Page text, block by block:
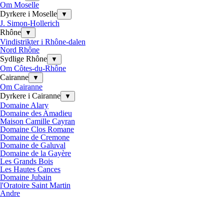
Om Moselle
Dyrkere i Moselle
▼
J. Simon-Hollerich
Rhône
▼
Vindistrikter i Rhône-dalen
Nord Rhône
Sydlige Rhône
▼
Om Côtes-du-Rhône
Cairanne
▼
Om Cairanne
Dyrkere i Cairanne
▼
Domaine Alary
Domaine des Amadieu
Maison Camille Cayran
Domaine Clos Romane
Domaine de Cremone
Domaine de Galuval
Domaine de la Gayère
Les Grands Bois
Les Hautes Cances
Domaine Jubain
l'Oratoire Saint Martin
Andre